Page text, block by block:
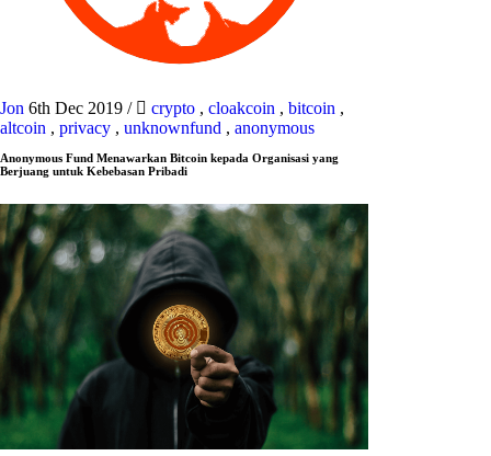
Jon 6th Dec 2019 / crypto , cloakcoin , bitcoin ,
altcoin , privacy , unknownfund , anonymous
Anonymous Fund Menawarkan Bitcoin kepada Organisasi yang
Berjuang untuk Kebebasan Pribadi